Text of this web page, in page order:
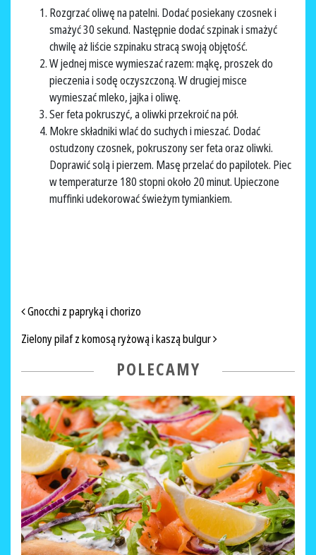
Rozgrzać oliwę na patelni. Dodać posiekany czosnek i
smażyć 30 sekund. Następnie dodać szpinak i smażyć
chwilę aż liście szpinaku stracą swoją objętość.
W jednej misce wymieszać razem: mąkę, proszek do
pieczenia i sodę oczyszczoną. W drugiej misce
wymieszać mleko, jajka i oliwę.
Ser feta pokruszyć, a oliwki przekroić na pół.
Mokre składniki wlać do suchych i mieszać. Dodać
ostudzony czosnek, pokruszony ser feta oraz oliwki.
Doprawić solą i pierzem. Masę przelać do papilotek. Piec
w temperaturze 180 stopni około 20 minut. Upieczone
muffinki udekorować świeżym tymiankiem.
NAWIGACJA PO ARTYKUŁACH
Gnocchi z papryką i chorizo
Zielony pilaf z komosą ryżową i kaszą bulgur
POLECAMY